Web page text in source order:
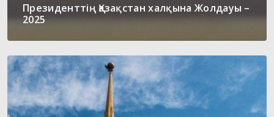
Президенттің Қазақстан халқына Жолдауы –
2025